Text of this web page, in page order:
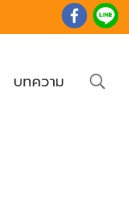
บทความ